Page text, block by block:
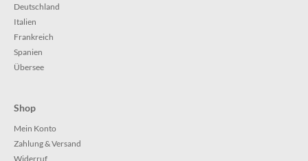
Deutschland
Italien
Frankreich
Spanien
Übersee
Shop
Mein Konto
Zahlung & Versand
Widerruf